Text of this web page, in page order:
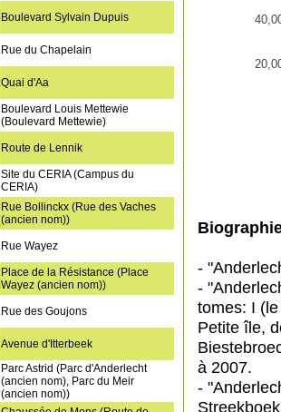
Boulevard Sylvain Dupuis
Rue du Chapelain
Quai d'Aa
Boulevard Louis Mettewie
(Boulevard Mettewie)
Route de Lennik
Site du CERIA (Campus du
CERIA)
Rue Bollinckx (Rue des Vaches
(ancien nom))
Rue Wayez
Place de la Résistance (Place
Wayez (ancien nom))
Rue des Goujons
Avenue d'Itterbeek
Parc Astrid (Parc d'Anderlecht
(ancien nom), Parc du Meir
(ancien nom))
-
-
tomes: I
Petite île,
à 2007.
-